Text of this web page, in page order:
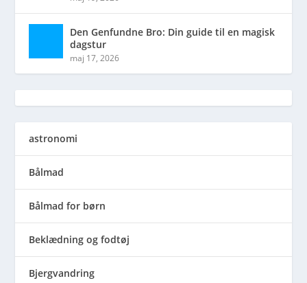
Den Genfundne Bro: Din guide til en magisk
dagstur
maj 17, 2026
astronomi
Bålmad
Bålmad for børn
Beklædning og fodtøj
Bjergvandring